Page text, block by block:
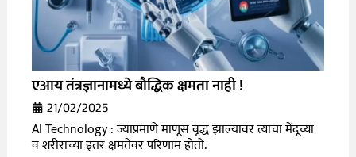
एआय तंत्रज्ञानामध्ये बौद्धिक क्षमता नाही !
21/02/2025
AI Technology : ज्याप्रमाणे माणूस वृद्ध झाल्यावर त्याचा मेंदूच्या
व शरीराच्या इतर क्षमतेवर परिणाम होतो.